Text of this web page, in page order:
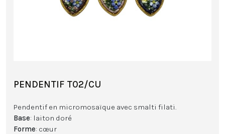
PENDENTIF T02/CU
Pendentif en micromosaïque avec smalti filati.
Base: laiton doré
Forme: cœur